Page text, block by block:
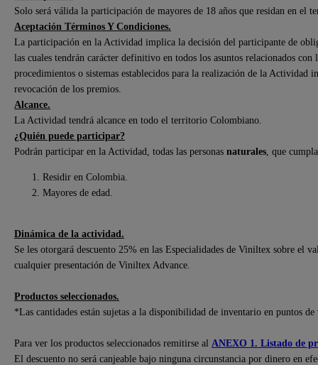
Solo será válida la participación de mayores de 18 años que residan en el
Aceptación Términos Y Condiciones.
La participación en la Actividad implica la decisión del participante de
las cuales tendrán carácter definitivo en todos los asuntos relacionados
procedimientos o sistemas establecidos para la realización de la
revocación de los premios.
Alcance.
La Actividad tendrá alcance en todo el territorio Colombiano.
¿Quién puede participar?
Podrán participar en la Actividad, todas las personas naturales , que
Residir en Colombia.
Mayores de edad.
Dinámica de la actividad.
Se les otorgará descuento 25% en las Especialidades de Viniltex sobre el
cualquier presentación de Viniltex Advance.
Productos seleccionados.
*Las cantidades están sujetas a la disponibilidad de inventario en puntos
Para ver los productos seleccionados remitirse al ANEXO 1. Listado de
El descuento no será canjeable bajo ninguna circunstancia por dinero en